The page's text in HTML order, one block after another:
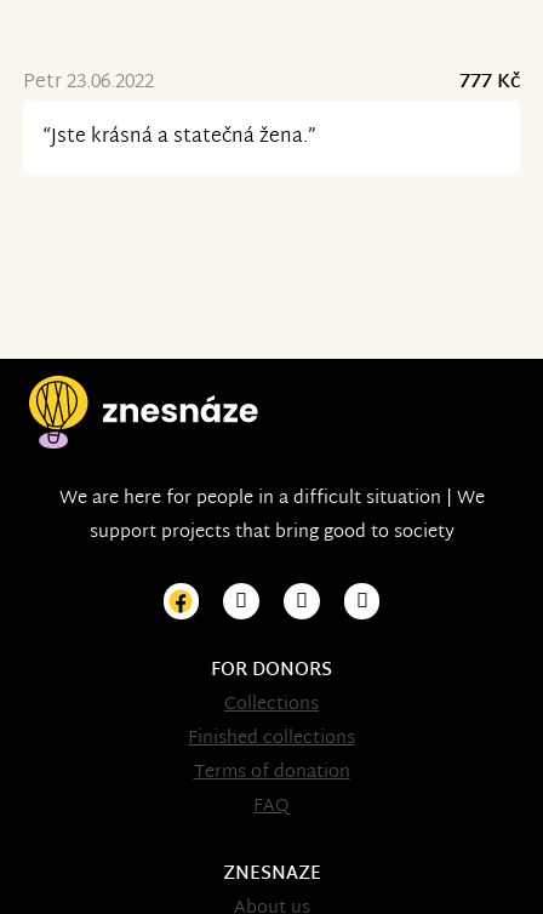
Petr 23.06.2022
777 Kč
“Jste krásná a statečná žena.”
We are here for people in a difficult situation | We
support projects that bring good to society
FOR DONORS
Collections
Finished collections
Terms of donation
FAQ
ZNESNAZE